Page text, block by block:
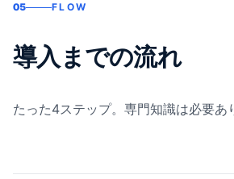
05 FLOW
導入までの流れ
たった4ステップ。専門知識は必要あ